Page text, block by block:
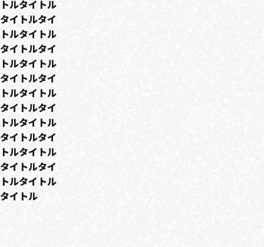
トルタイトル
タイトルタイ
トルタイトル
タイトルタイ
トルタイトル
タイトルタイ
トルタイトル
タイトルタイ
トルタイトル
タイトルタイ
トルタイトル
タイトルタイ
トルタイトル
タイトル